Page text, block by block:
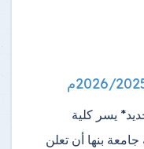
يسر كلية
بنها أن تعلن